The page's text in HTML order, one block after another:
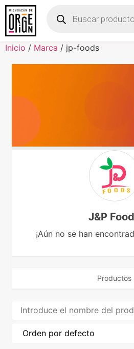
Inicio / Marca / jp-foods
J&P
¡Aún no se han
Productos